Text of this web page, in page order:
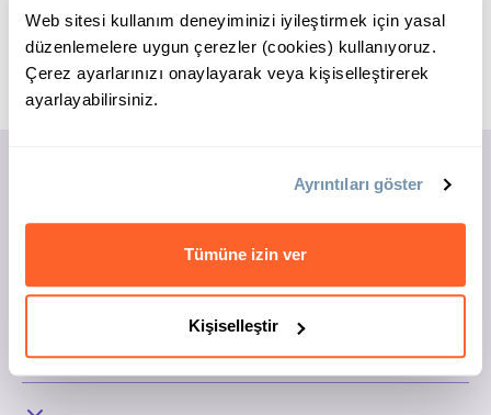
Web sitesi kullanım deneyiminizi iyileştirmek için yasal
düzenlemelere uygun çerezler (cookies) kullanıyoruz.
Çerez ayarlarınızı onaylayarak veya kişiselleştirerek
ayarlayabilirsiniz.
Ayrıntıları göster
Tümüne izin ver
Kişiselleştir
Kurumsal